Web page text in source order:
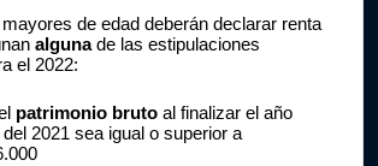
de edad deberán declarar renta
alguna de las estipulaciones
el 2022:
patrimonio bruto al finalizar el año
2021 sea igual o superior a